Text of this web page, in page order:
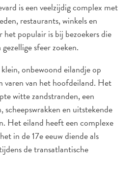
is een veelzijdig complex met
restaurants, winkels en
het populair is bij bezoekers die
sfeer zoeken.
onbewoond eilandje op
varen van het hoofdeiland. Het
witte zandstranden, een
scheepswrakken en uitstekende
Het eiland heeft een complexe
in de 17e eeuw diende als
de transatlantische